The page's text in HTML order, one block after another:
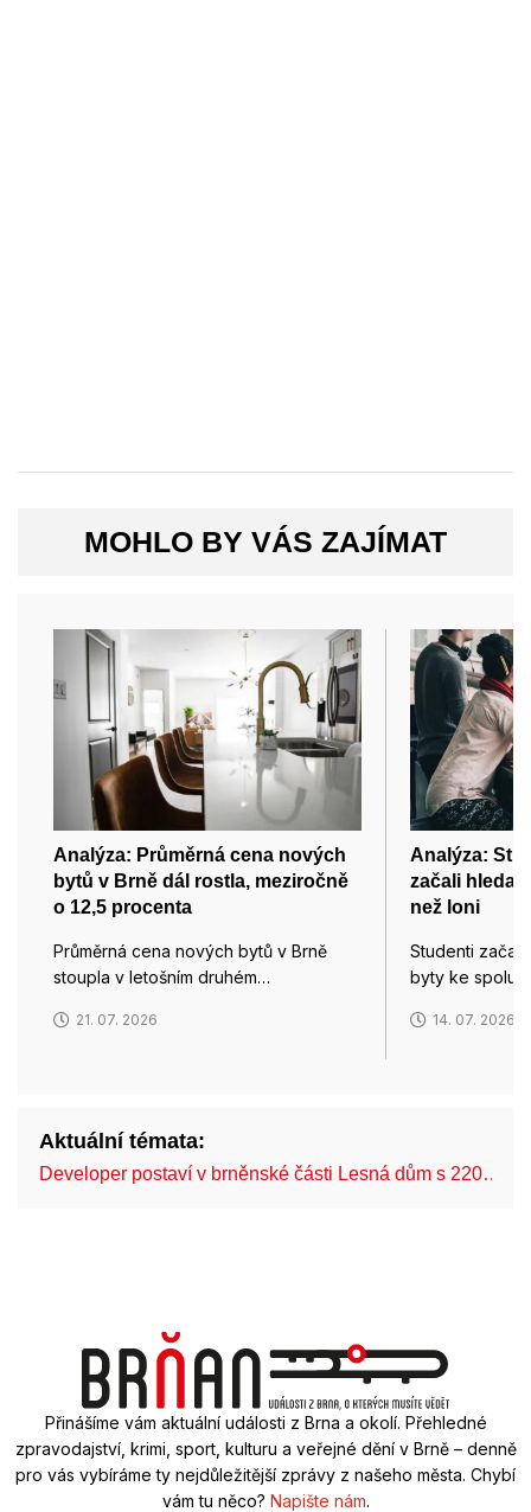
MOHLO BY VÁS ZAJÍMAT
Analýza: Průměrná cena nových
bytů v Brně dál rostla, meziročně
o 12,5 procenta
Průměrná cena nových bytů v Brně
stoupla v letošním druhém…
21. 07. 2026
Analýza:
začali hledat
než loni
Studenti
byty ke
14. 07. 2026
Aktuální témata:
Developer postaví v brněnské části Lesná dům s 220…
Přinášíme vám aktuální události z Brna a okolí. Přehledné
zpravodajství, krimi, sport, kulturu a veřejné dění v Brně – denně
pro vás vybíráme ty nejdůležitější zprávy z našeho města. Chybí
vám tu něco? Napište nám.